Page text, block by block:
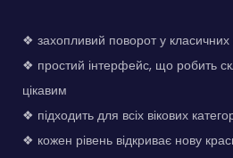
❖ захопливий поворот у
❖ простий інтерфейс, що робить
цікавим
❖ підходить для всіх вікових
❖ кожен рівень відкриває нову